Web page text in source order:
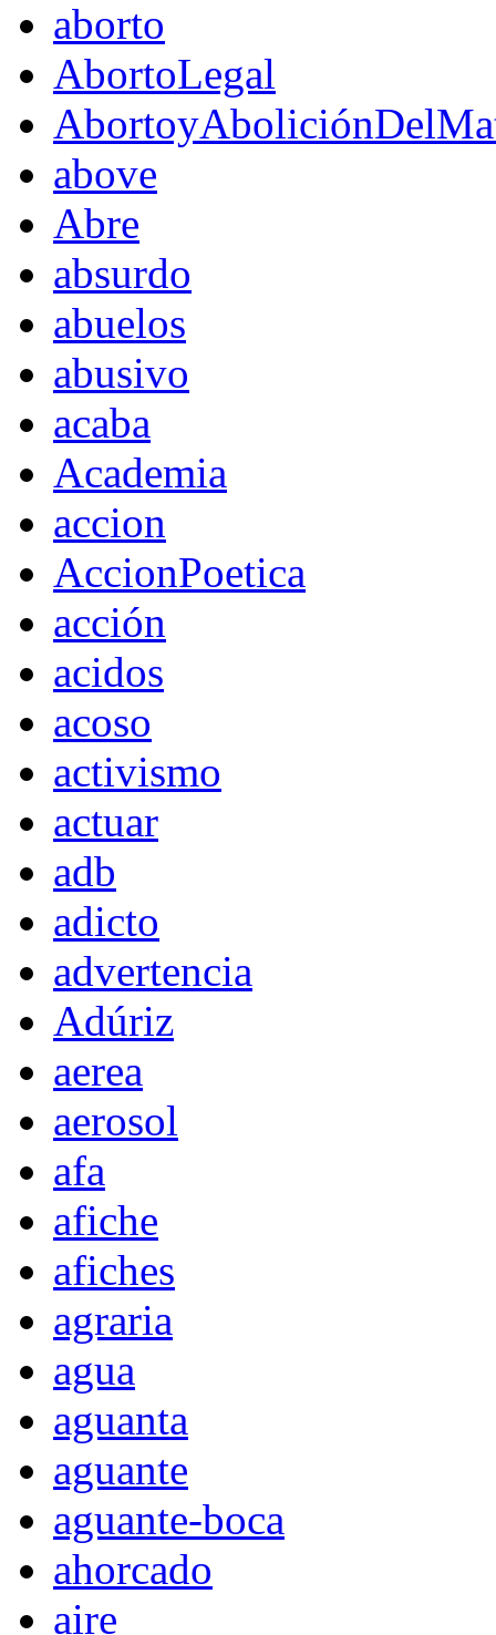
aborto
AbortoLegal
above
Abre
absurdo
abuelos
abusivo
acaba
Academia
accion
AccionPoetica
acción
acidos
acoso
activismo
actuar
adb
adicto
advertencia
Adúriz
aerea
aerosol
afa
afiche
afiches
agraria
agua
aguanta
aguante
aguante-boca
ahorcado
aire